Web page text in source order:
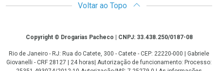
Voltar ao Topo
CopyrightCopyright © Drogarias Pacheco | CNPJ: 33.438.250/0187-08
Rio de Janeiro - RJ: Rua do Catete, 300 - Catete - CEP: 22220-000 | Gabriele
Giovanelli - CRF 28127 | 24 horas| Autorização de funcionamento: Processo: